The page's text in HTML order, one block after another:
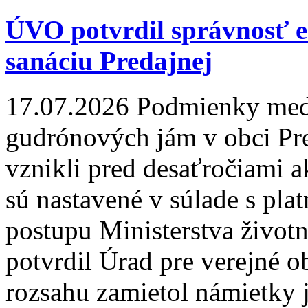
ÚVO potvrdil správnosť
sanáciu Predajnej
17.07.2026 Podmienky
gudrónových jám v obci
vznikli pred desaťročiami
sú nastavené v súlade s
postupu Ministerstva
potvrdil Úrad pre verejné
rozsahu zamietol námietky